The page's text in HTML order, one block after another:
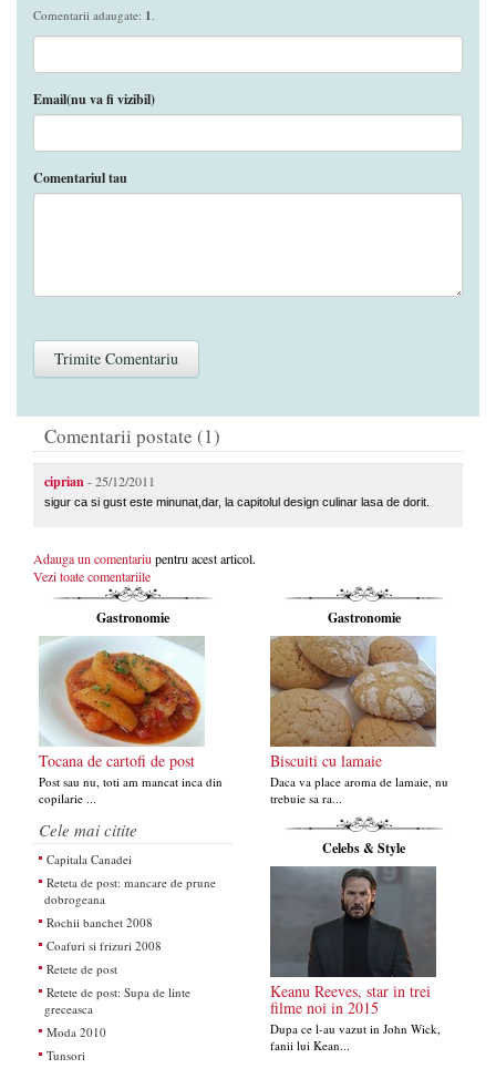
Comentarii adaugate: 1
Email(nu va fi vizibil)
Comentariul tau
Comentarii postate (1)
ciprian- 25/12/2011
sigur ca si gust este minunat,dar, la capitolul design culinar lasa de dorit.
Adauga un comentariu pentru acest articol.
Vezi toate comentariile
Gastronomie
Tocana de cartofi de post
Post sau nu, toti am mancat inca din
copilarie ...
Gastronomie
Biscuiti cu lamaie
Daca va place aroma de lamaie, nu
trebuie sa ra...
Cele mai citite
Capitala Canadei
Reteta de post: mancare de prune
dobrogeana
Rochii banchet 2008
Coafuri si frizuri 2008
Retete de post
Retete de post: Supa de linte
greceasca
Moda 2010
Tunsori
Celebs & Style
Keanu Reeves, star in trei
filme noi in 2015
Dupa ce l-au vazut in John Wick,
fanii lui Kean...